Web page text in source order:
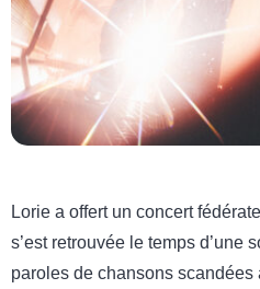
Lorie a offert un concert
s’est retrouvée le temps d’une
paroles de chansons scandées